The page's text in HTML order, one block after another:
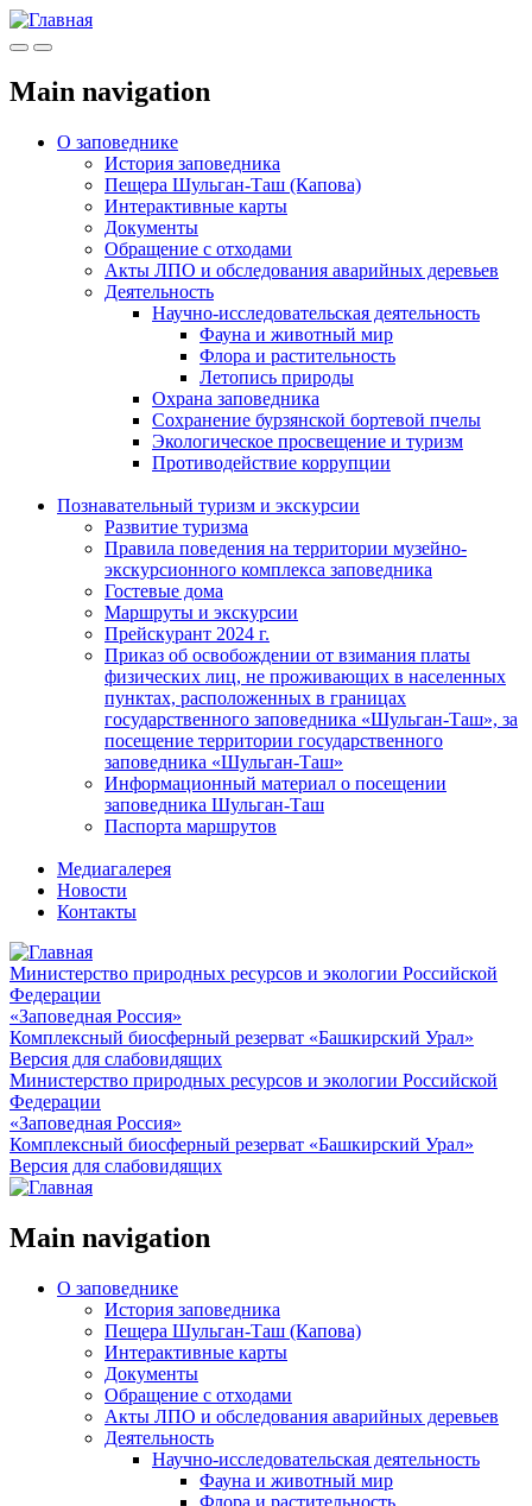
МенюИнфо
Main navigation
О заповеднике
История заповедника
Пещера Шульган-Таш (Капова)
Интерактивные карты
Документы
Обращение с отходами
Акты ЛПО и обследования аварийных деревьев
Деятельность
Научно-исследовательская деятельность
Фауна и животный мир
Флора и растительность
Летопись природы
Охрана заповедника
Сохранение бурзянской бортевой пчелы
Экологическое просвещение и туризм
Противодействие коррупции
Познавательный туризм и экскурсии
Развитие туризма
Правила поведения на территории музейно-
экскурсионного комплекса заповедника
Гостевые дома
Маршруты и экскурсии
Прейскурант 2024 г.
Приказ об освобождении от взимания платы
физических лиц, не проживающих в населенных
пунктах, расположенных в границах
государственного заповедника «Шульган-Таш», за
посещение территории государственного
заповедника «Шульган-Таш»
Информационный материал о посещении
заповедника Шульган-Таш
Паспорта маршрутов
Медиагалерея
Новости
Контакты
Министерство природных ресурсов и экологии Российской
Федерации
«Заповедная Россия»
Комплексный биосферный резерват «Башкирский Урал»
Версия для слабовидящих
Министерство природных ресурсов и экологии Российской
Федерации
«Заповедная Россия»
Комплексный биосферный резерват «Башкирский Урал»
Версия для слабовидящих
Main navigation
О заповеднике
История заповедника
Пещера Шульган-Таш (Капова)
Интерактивные карты
Документы
Обращение с отходами
Акты ЛПО и обследования аварийных деревьев
Деятельность
Научно-исследовательская деятельность
Фауна и животный мир
Флора и растительность